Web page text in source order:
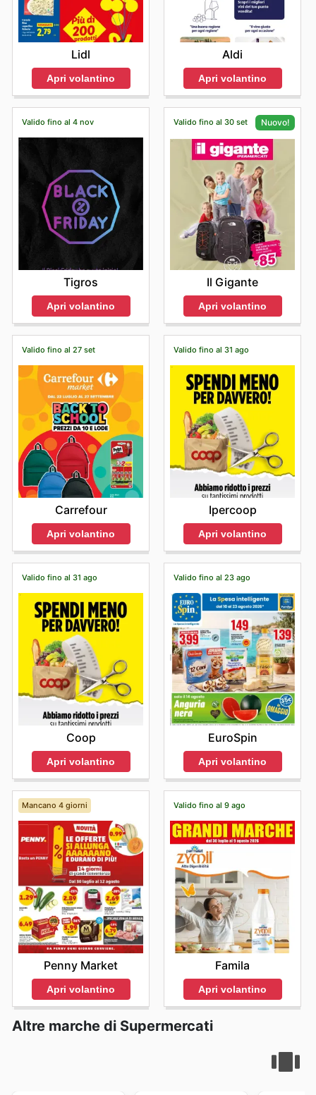
Lidl
Apri volantino
Aldi
Apri volantino
Valido fino al 4 nov
Tigros
Apri volantino
Valido fino al 30 set Nuovo!
Il Gigante
Apri volantino
Valido fino al 27 set
Carrefour
Apri volantino
Valido fino al 31 ago
Ipercoop
Apri volantino
Valido fino al 31 ago
Coop
Apri volantino
Valido fino al 23 ago
EuroSpin
Apri volantino
Mancano 4 giorni
Penny Market
Apri volantino
Valido fino al 9 ago
Famila
Apri volantino
Altre marche di Supermercati